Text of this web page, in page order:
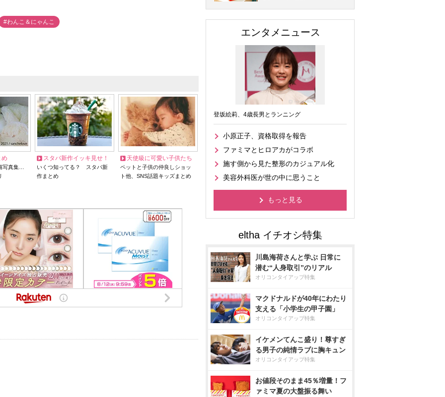
#わんこ＆にゃんこ
め
写真集…
スタバ新作イッキ見せ！
いくつ知ってる？ スタバ新
作まとめ
天使級に可愛い子供たち
ペットと子供の仲良しショッ
ト他、SNS話題キッズまとめ
エンタメニュース
登坂絵莉、4歳長男とランニング
小原正子、資格取得を報告
ファミマとヒロアカがコラボ
施す側から見た整形のカジュアル化
美容外科医が世の中に思うこと
もっと見る
川島海荷さんと学ぶ 日常に
潜む“人身取引”のリアル
オリコンタイアップ特集
マクドナルドが40年にわたり
支える「小学生の甲子園」
オリコンタイアップ特集
イケメンてんこ盛り！尊すぎ
る男子の純情ラブに胸キュン
オリコンタイアップ特集
お値段そのまま45％増量！フ
ァミマ夏の大盤振る舞い